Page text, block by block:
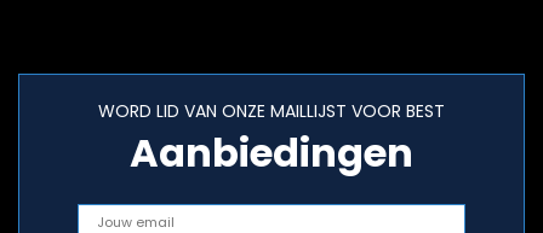
WORD LID VAN ONZE MAILLIJST VOOR BEST
Aanbiedingen